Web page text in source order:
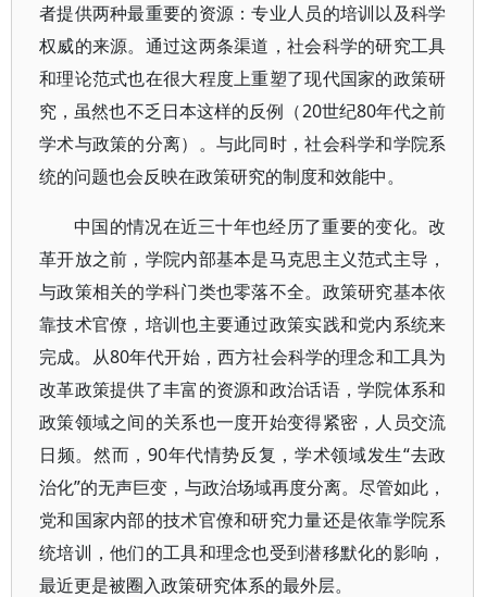
者提供两种最重要的资源：专业人员的培训以及科学
权威的来源。通过这两条渠道，社会科学的研究工具
和理论范式也在很大程度上重塑了现代国家的政策研
究，虽然也不乏日本这样的反例（20世纪80年代之前
学术与政策的分离）。与此同时，社会科学和学院系
统的问题也会反映在政策研究的制度和效能中。
中国的情况在近三十年也经历了重要的变化。改
革开放之前，学院内部基本是马克思主义范式主导，
与政策相关的学科门类也零落不全。政策研究基本依
靠技术官僚，培训也主要通过政策实践和党内系统来
完成。从80年代开始，西方社会科学的理念和工具为
改革政策提供了丰富的资源和政治话语，学院体系和
政策领域之间的关系也一度开始变得紧密，人员交流
日频。然而，90年代情势反复，学术领域发生“去政
治化”的无声巨变，与政治场域再度分离。尽管如此，
党和国家内部的技术官僚和研究力量还是依靠学院系
统培训，他们的工具和理念也受到潜移默化的影响，
最近更是被圈入政策研究体系的最外层。